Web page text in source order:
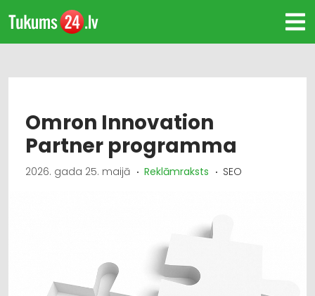
Omron Innovation
Partner programma
2026. gada 25. maijā Reklāmraksts SEO